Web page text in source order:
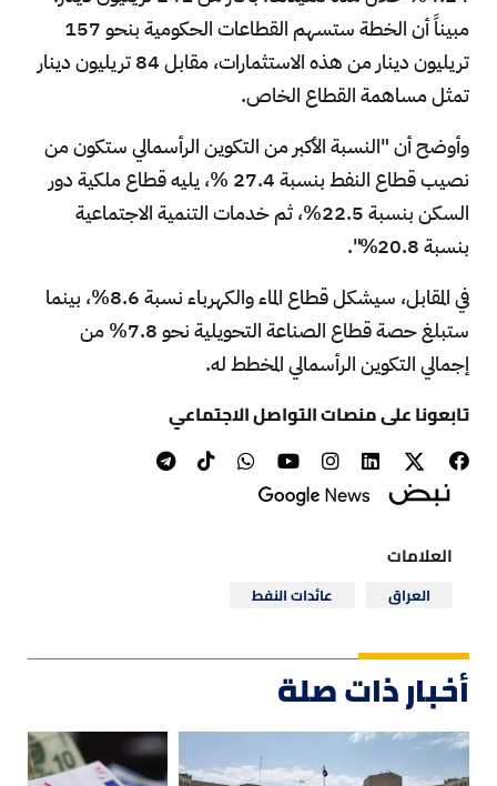
مبيناً أن الخطة ستسهم القطاعات الحكومية بنحو 157
تريليون دينار من هذه الاستثمارات، مقابل 84 تريليون دينار
تمثل مساهمة القطاع الخاص.
وأوضح أن "النسبة الأكبر من التكوين الرأسمالي ستكون من
نصيب قطاع النفط بنسبة 27.4 %، يليه قطاع ملكية دور
السكن بنسبة 22.5%، ثم خدمات التنمية الاجتماعية
بنسبة 20.8%".
في المقابل، سيشكل قطاع الماء والكهرباء نسبة 8.6%، بينما
ستبلغ حصة قطاع الصناعة التحويلية نحو 7.8% من
إجمالي التكوين الرأسمالي المخطط له.
تابعونا على منصات التواصل الاجتماعي
العلامات
العراق عائدات النفط
أخبار ذات صلة